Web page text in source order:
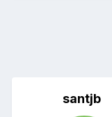
santjb